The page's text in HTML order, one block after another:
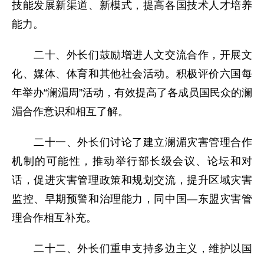
技能发展新渠道、新模式，提高各国技术人才培养
能力。
二十、外长们鼓励增进人文交流合作，开展文
化、媒体、体育和其他社会活动。积极评价六国每
年举办“澜湄周”活动，有效提高了各成员国民众的澜
湄合作意识和相互了解。
二十一、外长们讨论了建立澜湄灾害管理合作
机制的可能性，推动举行部长级会议、论坛和对
话，促进灾害管理政策和规划交流，提升区域灾害
监控、早期预警和治理能力，同中国—东盟灾害管
理合作相互补充。
二十二、外长们重申支持多边主义，维护以国